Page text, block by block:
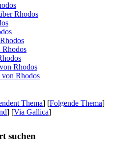
Rhodos
Rhodos
Rhodos
Rhodos
Thema] [Folgende Thema]
] [Via Gallica]
suchen